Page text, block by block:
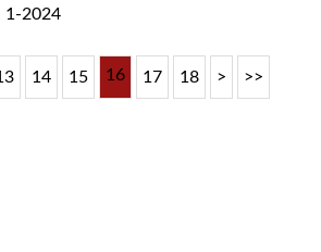
1-2024
14 15 16 17 18 > >>